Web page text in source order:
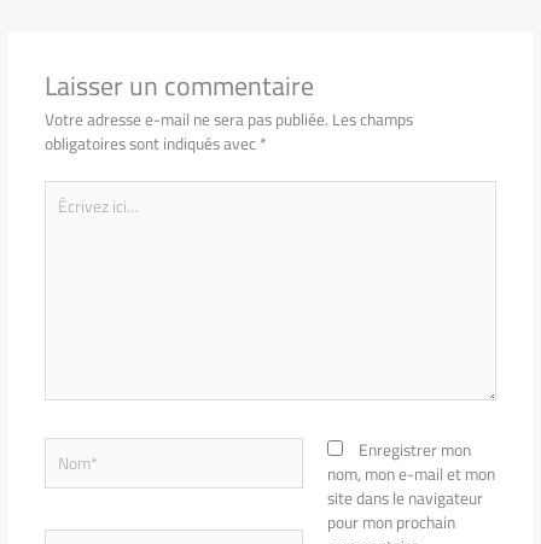
Laisser un commentaire
Votre adresse e-mail ne sera pas publiée.Les champs
obligatoires sont indiqués avec*
Écrivez
ici…
Nom* Enregistrer mon
nom, mon e-mail et mon
site dans le navigateur
pour mon prochain